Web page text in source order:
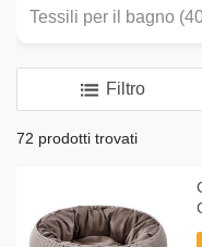
Tessili per il bagno
Filtro
72 prodotti trovati